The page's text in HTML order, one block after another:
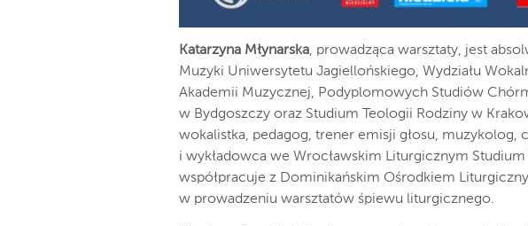
Katarzyna Młynarska, prowadząca warsztaty, jest
Muzyki Uniwersytetu Jagiellońskiego, Wydziału
Akademii Muzycznej, Podyplomowych Studiów
w Bydgoszczy oraz Studium Teologii Rodziny w
wokalistka, pedagog, trener emisji głosu, muzykolog,
i wykładowca we Wrocławskim Liturgicznym
współpracuje z Dominikańskim Ośrodkiem
w prowadzeniu warsztatów śpiewu liturgicznego.